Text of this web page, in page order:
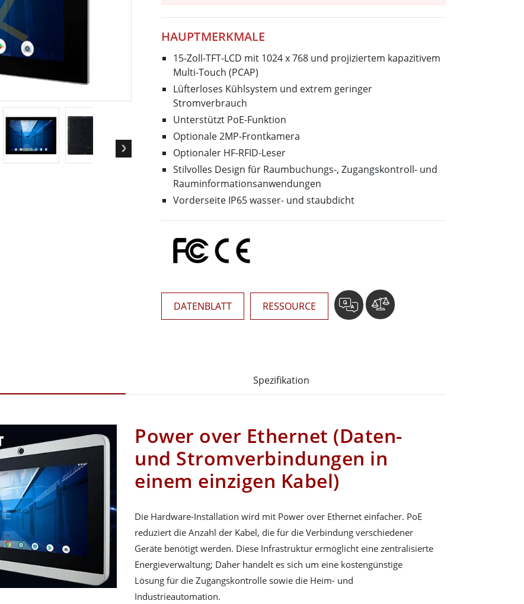
Display für das Gesundheitswesen
ATEX-Klasse
ATEX-Handheld
Edge-KI-Mobilität
Edge AI Panel-PCs
Edge-KI-Computing
Edelstahl-Panel-PCs
HAUPTMERKMALE
15-Zoll-TFT-LCD mit 1024 x 768 und projiziertem kapazitivem
Multi-Touch (PCAP)
Lüfterloses Kühlsystem und extrem geringer
Stromverbrauch
Unterstützt PoE-Funktion
Optionale 2MP-Frontkamera
Optionaler HF-RFID-Leser
Stilvolles Design für Raumbuchungs-, Zugangskontroll- und
Rauminformationsanwendungen
Vorderseite IP65 wasser- und staubdicht
DATENBLATT RESSOURCE
Spezifikation
Power over Ethernet (Daten-
und Stromverbindungen in
einem einzigen Kabel)
Die Hardware-Installation wird mit Power over Ethernet einfacher. PoE
reduziert die Anzahl der Kabel, die für die Verbindung verschiedener
Geräte benötigt werden. Diese Infrastruktur ermöglicht eine zentralisierte
Energieverwaltung; Daher handelt es sich um eine kostengünstige
Lösung für die Zugangskontrolle sowie die Heim- und
Industrieautomation.